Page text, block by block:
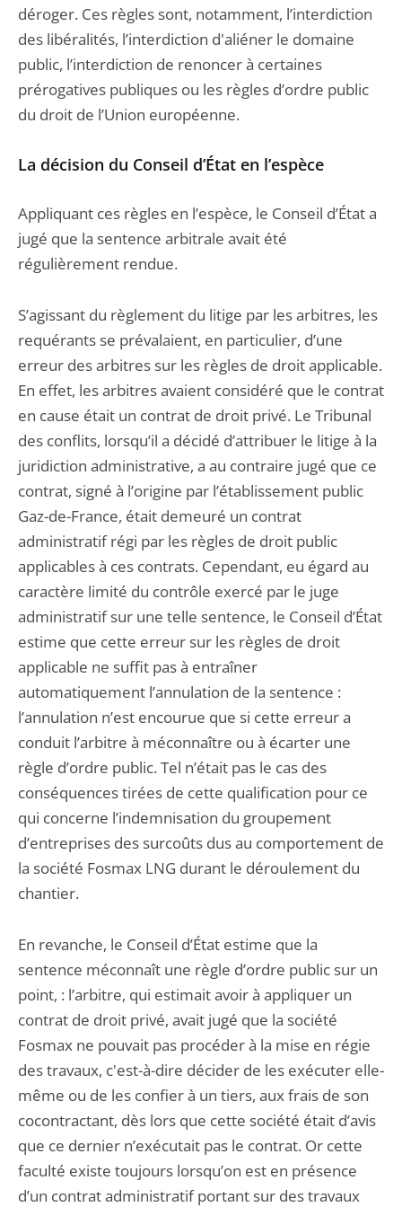
déroger. Ces règles sont, notamment, l’interdiction
des libéralités, l’interdiction d'aliéner le domaine
public, l’interdiction de renoncer à certaines
prérogatives publiques ou les règles d’ordre public
du droit de l’Union européenne.
La décision du Conseil d’État en l’espèce
Appliquant ces règles en l’espèce, le Conseil d’État a
jugé que la sentence arbitrale avait été
régulièrement rendue.
S’agissant du règlement du litige par les arbitres, les
requérants se prévalaient, en particulier, d’une
erreur des arbitres sur les règles de droit applicable.
En effet, les arbitres avaient considéré que le contrat
en cause était un contrat de droit privé. Le Tribunal
des conflits, lorsqu’il a décidé d’attribuer le litige à la
juridiction administrative, a au contraire jugé que ce
contrat, signé à l’origine par l’établissement public
Gaz-de-France, était demeuré un contrat
administratif régi par les règles de droit public
applicables à ces contrats. Cependant, eu égard au
caractère limité du contrôle exercé par le juge
administratif sur une telle sentence, le Conseil d’État
estime que cette erreur sur les règles de droit
applicable ne suffit pas à entraîner
automatiquement l’annulation de la sentence :
l’annulation n’est encourue que si cette erreur a
conduit l’arbitre à méconnaître ou à écarter une
règle d’ordre public. Tel n’était pas le cas des
conséquences tirées de cette qualification pour ce
qui concerne l’indemnisation du groupement
d’entreprises des surcoûts dus au comportement de
la société Fosmax LNG durant le déroulement du
chantier.
En revanche, le Conseil d’État estime que la
sentence méconnaît une règle d’ordre public sur un
point, : l’arbitre, qui estimait avoir à appliquer un
contrat de droit privé, avait jugé que la société
Fosmax ne pouvait pas procéder à la mise en régie
des travaux, c'est-à-dire décider de les exécuter elle-
même ou de les confier à un tiers, aux frais de son
cocontractant, dès lors que cette société était d’avis
que ce dernier n’exécutait pas le contrat. Or cette
faculté existe toujours lorsqu’on est en présence
d’un contrat administratif portant sur des travaux